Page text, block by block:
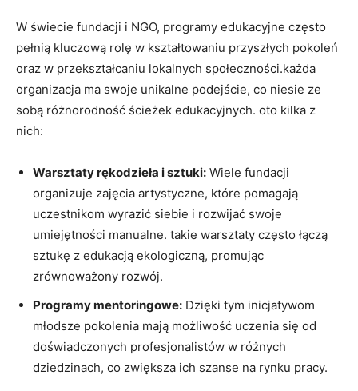
W ‍świecie fundacji i NGO, programy edukacyjne​ często
pełnią ​kluczową rolę w kształtowaniu przyszłych pokoleń
oraz ‍w przekształcaniu lokalnych społeczności.każda
‌organizacja ma ‍swoje unikalne‍ podejście, ⁣co niesie ze
sobą różnorodność​ ścieżek edukacyjnych. ‍oto kilka z
nich:
Warsztaty rękodzieła i sztuki: Wiele fundacji
organizuje​ zajęcia artystyczne, które pomagają
uczestnikom ⁣wyrazić siebie i rozwijać ‍swoje
umiejętności manualne. takie warsztaty często ‌łączą
sztukę z edukacją ekologiczną, promując
⁤zrównoważony ‌rozwój.
Programy mentoringowe: Dzięki⁤ tym inicjatywom
⁢młodsze pokolenia‍ mają możliwość uczenia się od
doświadczonych profesjonalistów ​w‍ różnych
dziedzinach, co ‍zwiększa ich⁢ szanse na rynku pracy.